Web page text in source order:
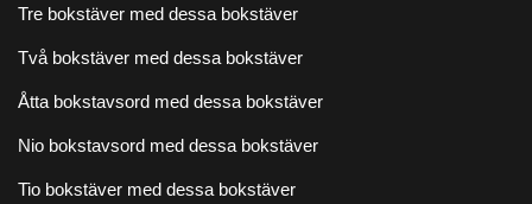
Tre bokstäver med dessa bokstäver
Två bokstäver med dessa bokstäver
Åtta bokstavsord med dessa bokstäver
Nio bokstavsord med dessa bokstäver
Tio bokstäver med dessa bokstäver